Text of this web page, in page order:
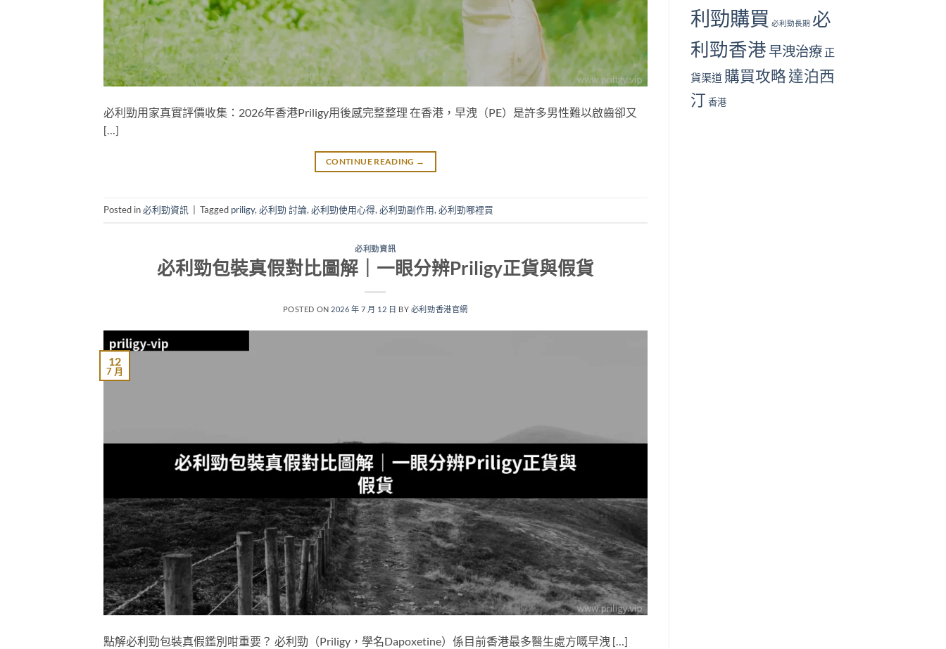
必利勁用家真實評價收集：2026年香港Priligy用後感完整整理 在香港，早洩（PE）是許多男性難以啟齒卻又
[…]
CONTINUE READING →
Posted in必利勁資訊 Tagged priligy,必利勁 討論,必利勁使用心得,必利勁副作用,必利勁哪裡買
必利勁資訊
必利勁包裝真假對比圖解｜一眼分辨Priligy正貨與假貨
POSTED ON 2026 年 7 月 12 日 BY 必利勁香港官網
12
7 月
點解必利勁包裝真假鑑別咁重要？ 必利勁（Priligy，學名Dapoxetine）係目前香港最多醫生處方嘅早洩 […]
利勁購買 必利勁長期 必
利勁香港 早洩治療 正
貨渠道 購買攻略達泊西
汀 香港